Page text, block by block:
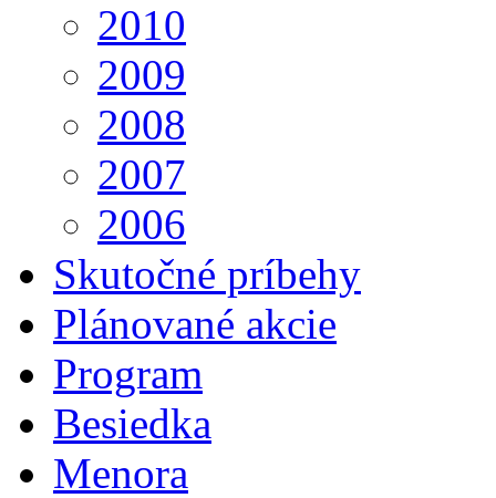
2010
2009
2008
2007
2006
Skutočné príbehy
Plánované akcie
Program
Besiedka
Menora